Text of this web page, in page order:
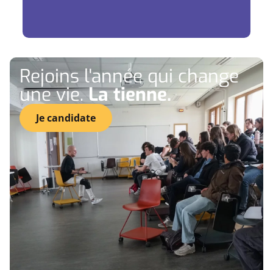
Rejoins l'année qui change
une vie.La tienne.
Je candidate